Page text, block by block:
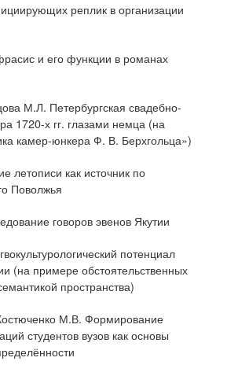
реплик в организации
и его функции в романах
М.Л. Петербургская свадебно-
1720-х гг. глазами немца (на
камер-юнкера Ф. В. Берхгольца»)
летописи как источник по
Поволжья
говоров эвенов Якутии
потенциал
(на примере обстоятельственных
пространства)
М.В. Формирование
студентов вузов как основы